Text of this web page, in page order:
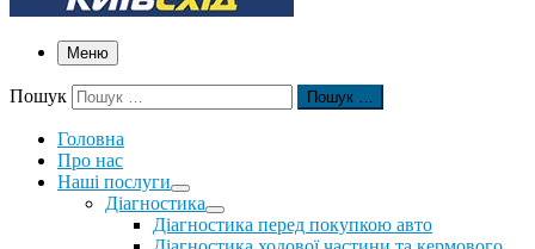
Меню
Пошук Пошук …
Головна
Про нас
Наші послуги
Діагностика
Діагностика перед покупкою авто